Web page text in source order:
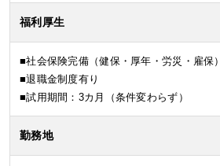
福利厚生
■社会保険完備（健保・厚年・労災・雇保）
■退職金制度有り
■試用期間：3カ月（条件変わらず）
勤務地